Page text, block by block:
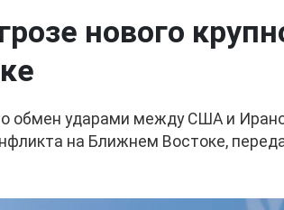
нового
обмен ударами между США и
на Ближнем Востоке,